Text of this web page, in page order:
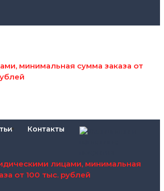
минимальная сумма заказа от
Контакты
лицами, минимальная
от 100 тыс. рублей